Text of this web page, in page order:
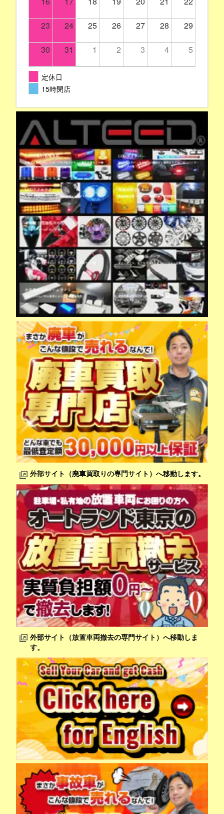
23 24 25 26 27 28 29
30 31 1 2 3 4 5
定休日
15時閉店
外部サイト（廃車買取りの専門サイト）へ移動します。
外部サイト（放置車両撤去の専門サイト）へ移動しま
す。